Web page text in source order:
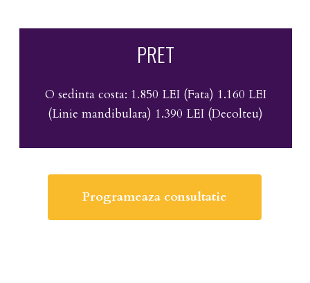
PRET
O sedinta costa: 1.850 LEI (Fata) 1.160 LEI
(Linie mandibulara) 1.390 LEI (Decolteu)
Programeaza consultatie